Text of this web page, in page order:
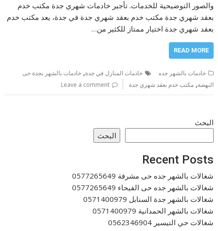
والصور التوضيحية للخدمات. تأجير خادمات شهري جدة مكتب خدم
بعقد شهري جدة مكتب خدم بعقد شهري جدة في جدة، يعد مكتب خدم
بعقد شهري جدة اختيار ممتاز للكثير من…
READ MORE
خادمات بالشهر جده خادمات المنازل في جدة,خادمات بالشهر بجدة حى
النهضة,مكتب خدم بعقد شهري جدة Leave a comment
البحث
البحث
Recent Posts
شغالات بالشهر جده حى مشرفة 0577265649
شغالات بالشهر جده حى الفيحاء 0577265649
شغالات بالشهر جدة السنابل 0571400979
شغالات بالشهر الحمدانية 0571400979
شغالات حي التيسير 0562346904